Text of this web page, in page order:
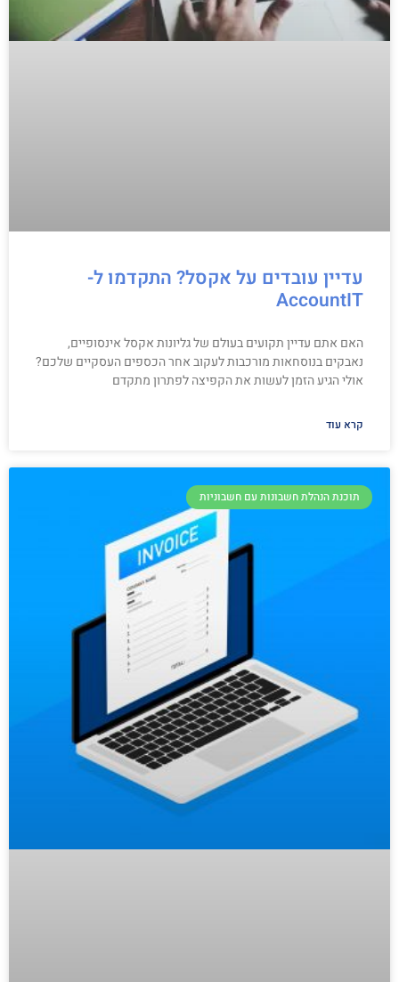
עדיין עובדים על אקסל? התקדמו ל-
AccountIT
האם אתם עדיין תקועים בעולם של גליונות אקסל אינסופיים,
נאבקים בנוסחאות מורכבות לעקוב אחר הכספים העסקיים שלכם?
אולי הגיע הזמן לעשות את הקפיצה לפתרון מתקדם
קרא עוד
תוכנת הנהלת חשבונות עם חשבוניות